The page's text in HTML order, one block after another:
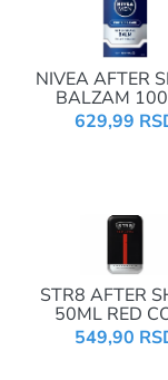
NIVEA AFTER
BALZAM
ORIGINAL
629,99
STR8 AFTER
50ML RED
549,90